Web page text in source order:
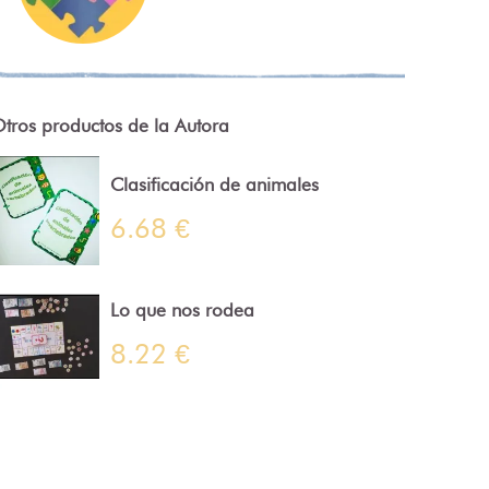
productos de la Autora
Clasificación de animales
6.68 €
Lo que nos rodea
8.22 €